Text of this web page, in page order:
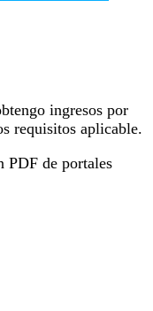
ingresos por
requisitos aplicable.
PDF de portales